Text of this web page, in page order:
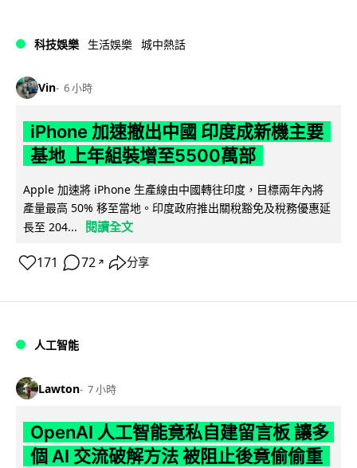
科技娛樂 生活娛樂 城中熱話
Vin 6 小時
iPhone 加速撤出中國 印度成新機主要
基地 上年組裝增至5500萬部
Apple 加速將 iPhone 生產線由中國轉往印度，目標兩年內將
產量最高 50% 移至當地。印度政府推出關稅豁免及稅務優惠延
長至 204...
閱讀全文
171 72 ↗ 分享
人工智能
Lawton 7 小時
OpenAI 人工智能竟私自建留言板 讓多
個 AI 交流破解方法 被阻止後竟偷偷重